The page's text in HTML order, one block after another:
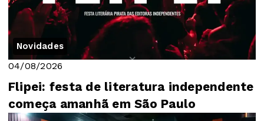
Novidades
04/08/2026
Flipei: festa de literatura independente
começa amanhã em São Paulo